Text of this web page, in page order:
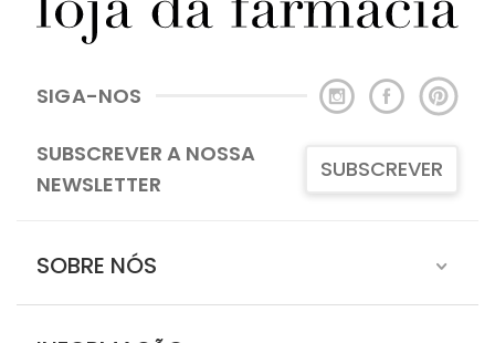
SIGA-NOS
SUBSCREVER A NOSSA
NEWSLETTER
SUBSCREVER
SOBRE NÓS